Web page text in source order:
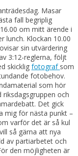
Masar
fall begriplig
om mitt ärende i
lunch. Klockan 10.00
sin utvärdering
3:12-reglerna, följt
skicklig fotograf som
fotobehov.
som hör
och
Det gick
mig för nästa punkt –
varför det är så kul
så gärna att nya
av partiarbetet och
den möjligheten är